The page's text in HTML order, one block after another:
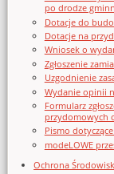
po drodze
Dotacje do
Dotacje na
Wniosek o
Zgłoszenie
Uzgodnienie
Wydanie opinii
Formularz
przydomowych
Pismo
modeLOWE
Ochrona